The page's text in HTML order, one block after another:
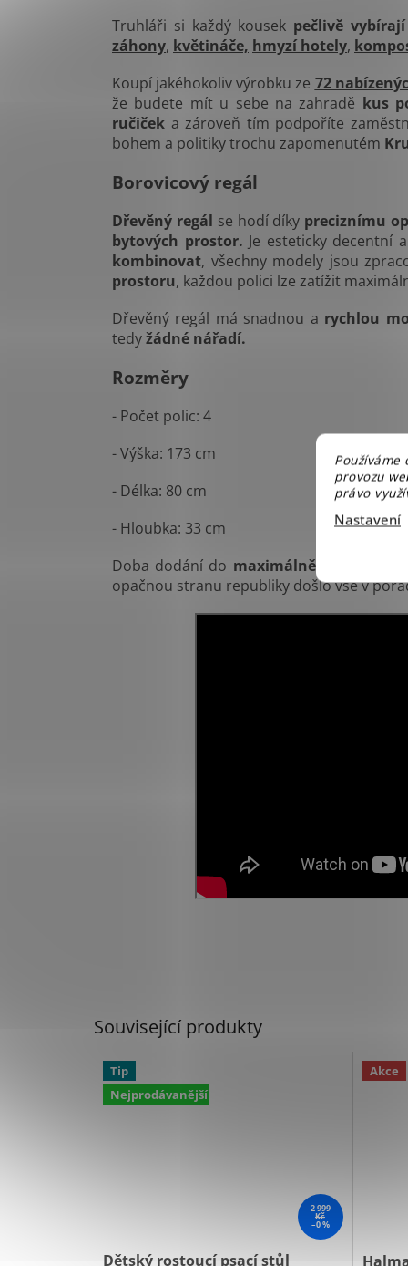
Používáme
provozu
právo
Nastavení
Související produkty
Tip
Nejprodávanější
2 999
Kč
–0 %
Dětský rostoucí psací stůl
Akce
Truhláři si každý kousek pečlivě vybírají
záhony, květináče, hmyzí hotely,
Koupí jakéhokoliv výrobku ze 72
že budete mít u sebe na zahradě kus
ručiček a zároveň tím podpoříte
bohem a politiky trochu zapomenutém
Borovicový regál
Dřevěný regál se hodí díky preciznímu
bytových prostor. Je esteticky decentní
kombinovat, všechny modely jsou
prostoru, každou polici lze zatížit
Dřevěný regál má snadnou a rychlou
tedyžádné nářadí.
Rozměry
- Počet polic: 4
- Výška: 173 cm
- Délka: 80 cm
- Hloubka: 33 cm
Doba dodání do maximálně 2
opačnou stranu republiky došlo vše v